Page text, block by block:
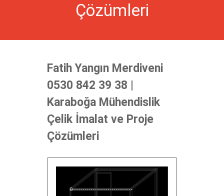
Çözümleri
Fatih Yangın Merdiveni
0530 842 39 38 |
Karaboğa Mühendislik
Çelik İmalat ve Proje
Çözümleri